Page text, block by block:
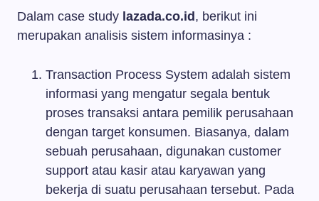
Dalam case study lazada.co.id , berikut ini
merupakan analisis sistem informasinya :
Transaction Process System adalah sistem
informasi yang mengatur segala bentuk
proses transaksi antara pemilik perusahaan
dengan target konsumen. Biasanya, dalam
sebuah perusahaan, digunakan customer
support atau kasir atau karyawan yang
bekerja di suatu perusahaan tersebut. Pada